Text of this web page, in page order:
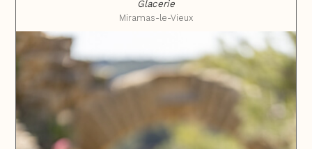
Glacerie
Miramas-le-Vieux